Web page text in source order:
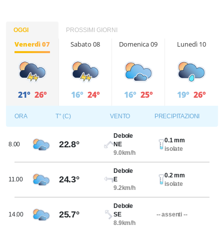
OGGI PROSSIMI GIORNI
Venerdì 07
21° 26°
Sabato 08
16° 24°
Domenica 09
16° 25°
Lunedì 10
19° 26°
ORA T° (C) VENTO PRECIPITAZIONI
8.00 22.8°
Debole
NE
9.0km/h
0.1 mm
isolate
11.00 24.3°
Debole
E
9.2km/h
0.2 mm
isolate
14.00 25.7°
Debole
SE
8.9km/h
-- assenti --